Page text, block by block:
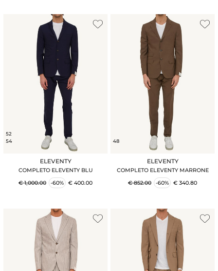
52
54
ELEVENTY
COMPLETO ELEVENTY BLU
€ 1,000.00
-60% € 400.00
48
ELEVENTY
COMPLETO ELEVENTY MARRONE
€ 852.00
-60% € 340.80